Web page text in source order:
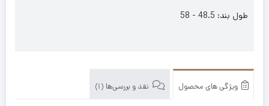
طول بند: 48.5 - 58
ویژگی های محصول نقد و بررسی‌ها (1)